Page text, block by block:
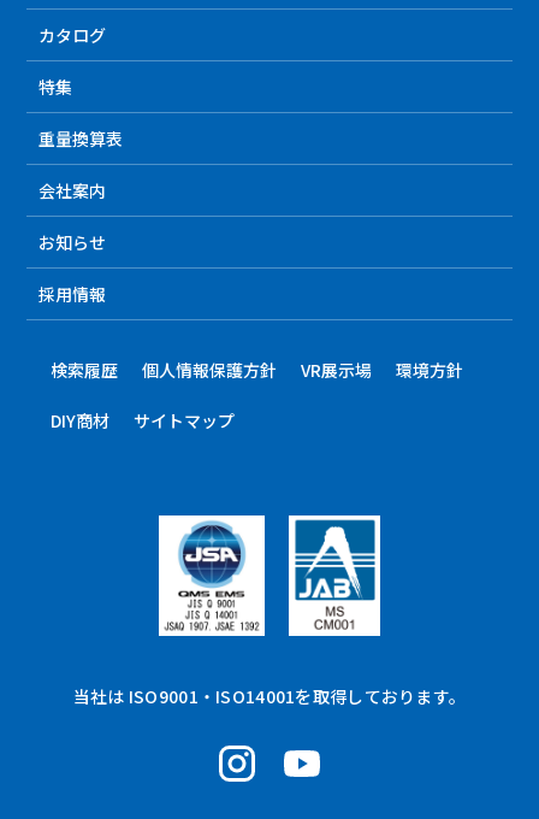
カタログ
特集
重量換算表
会社案内
お知らせ
採用情報
検索履歴 個人情報保護方針 VR展示場 環境方針
DIY商材 サイトマップ
当社は ISO9001・ISO14001を取得しております。